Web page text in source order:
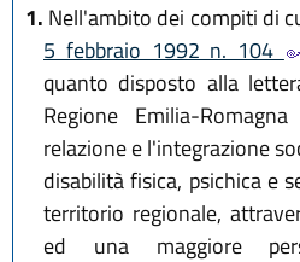
1. Nell'ambito dei compiti di
5 febbraio 1992 n. 104
quanto disposto alla
Regione Emilia-
relazione e l'integrazione
disabilità fisica, psichica e
territorio regionale,
ed una maggiore